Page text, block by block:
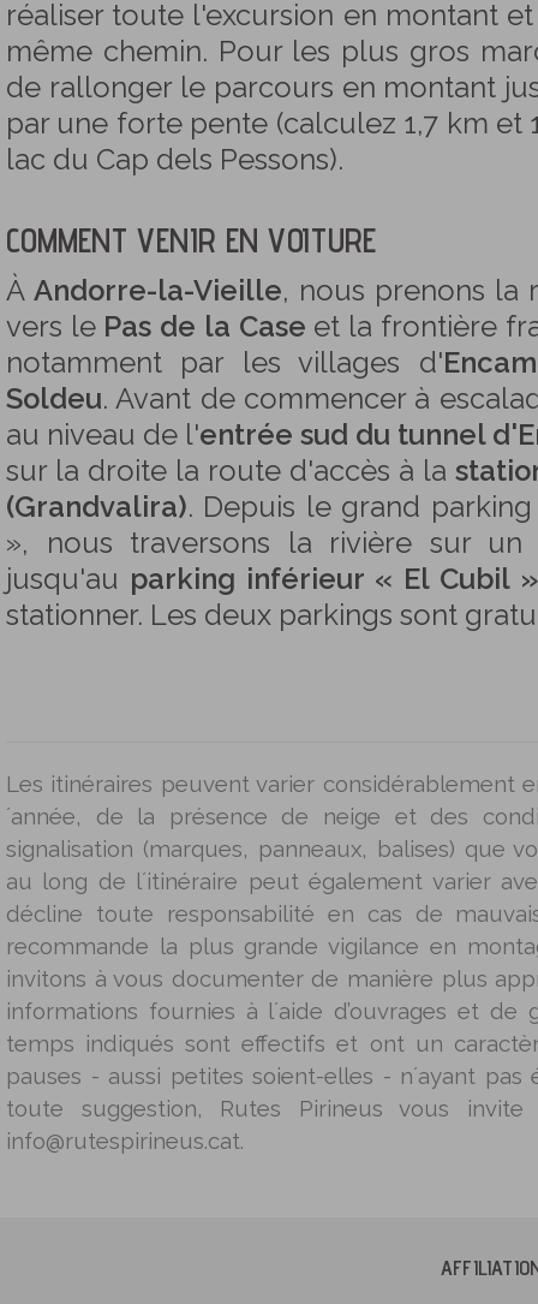
réaliser toute l'excursion en montant
même chemin. Pour les plus gros
de rallonger le parcours en montant
par une forte pente (calculez 1,7 km et
lac du Cap dels Pessons).
COMMENT VENIR EN VOITURE
À Andorre-la-Vieille, nous prenons la
vers le Pas de la Case et la frontière
notamment par les villages d'
Soldeu. Avant de commencer à
au niveau de l'entrée sud du tunnel
sur la droite la route d'accès à la
(Grandvalira). Depuis le grand
», nous traversons la rivière sur un
jusqu'au parking inférieur « El Cubil
stationner. Les deux parkings sont
Les itinéraires peuvent varier considérablement
´année, de la présence de neige et des
signalisation (marques, panneaux, balises) que
au long de l´itinéraire peut également varier
décline toute responsabilité en cas de
recommande la plus grande vigilance en
invitons à vous documenter de manière plus
informations fournies à l´aide d’ouvrages et de
temps indiqués sont effectifs et ont un
pauses - aussi petites soient-elles - n´ayant
toute suggestion, Rutes Pirineus vous
info@rutespirineus.cat.